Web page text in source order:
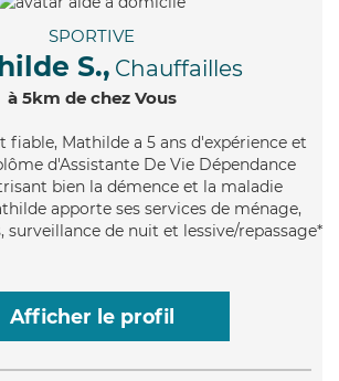
SPORTIVE
S., Chauffailles
à 5km de chez Vous
fiable, Mathilde a 5 ans d'expérience et
d'Assistante De Vie Dépendance
bien la démence et la maladie
apporte ses services de ménage,
de nuit et lessive/repassage*
Afficher le profil